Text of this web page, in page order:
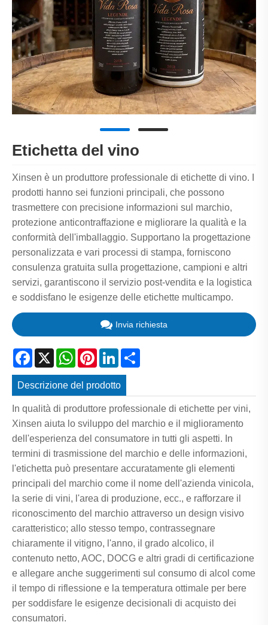
Etichetta del vino
Xinsen è un produttore professionale di etichette di vino. I
prodotti hanno sei funzioni principali, che possono
trasmettere con precisione informazioni sul marchio,
protezione anticontraffazione e migliorare la qualità e la
conformità dell'imballaggio. Supportano la progettazione
personalizzata e vari processi di stampa, forniscono
consulenza gratuita sulla progettazione, campioni e altri
servizi, garantiscono il servizio post-vendita e la logistica
e soddisfano le esigenze delle etichette multicampo.
Invia richiesta
Facebook
X WhatsApp
PinterestLinkedIn
Descrizione del prodotto
In qualità di produttore professionale di etichette per vini,
Xinsen aiuta lo sviluppo del marchio e il miglioramento
dell'esperienza del consumatore in tutti gli aspetti. In
termini di trasmissione del marchio e delle informazioni,
l'etichetta può presentare accuratamente gli elementi
principali del marchio come il nome dell'azienda vinicola,
la serie di vini, l'area di produzione, ecc., e rafforzare il
riconoscimento del marchio attraverso un design visivo
caratteristico; allo stesso tempo, contrassegnare
chiaramente il vitigno, l'anno, il grado alcolico, il
contenuto netto, AOC, DOCG e altri gradi di certificazione
e allegare anche suggerimenti sul consumo di alcol come
il tempo di riflessione e la temperatura ottimale per bere
per soddisfare le esigenze decisionali di acquisto dei
consumatori.